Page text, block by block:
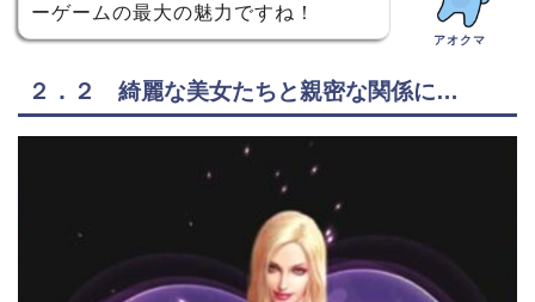
ーゲームの最大の魅力ですね！
アオクマ
２．２ 綺麗な美女たちと親密な関係に…